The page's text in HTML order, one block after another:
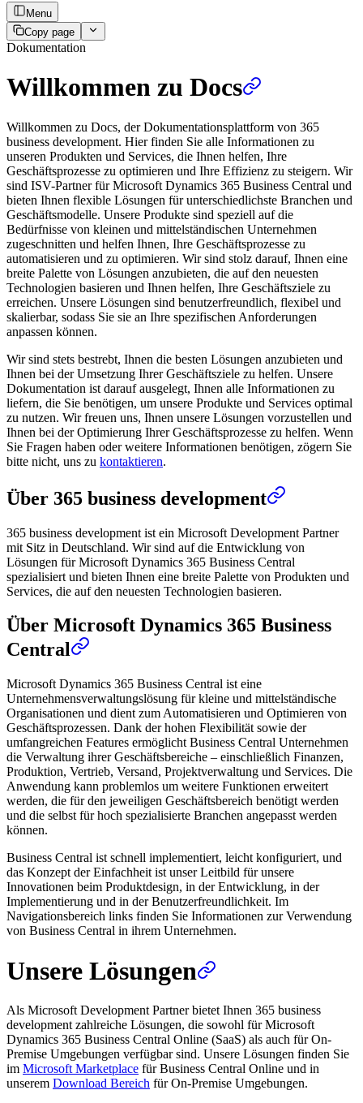
Menu
Copy page
Dokumentation
Willkommen zu Docs
Willkommen zu Docs, der Dokumentationsplattform von 365
business development. Hier finden Sie alle Informationen zu
unseren Produkten und Services, die Ihnen helfen, Ihre
Geschäftsprozesse zu optimieren und Ihre Effizienz zu steigern. Wir
sind ISV-Partner für Microsoft Dynamics 365 Business Central und
bieten Ihnen flexible Lösungen für unterschiedlichste Branchen und
Geschäftsmodelle. Unsere Produkte sind speziell auf die
Bedürfnisse von kleinen und mittelständischen Unternehmen
zugeschnitten und helfen Ihnen, Ihre Geschäftsprozesse zu
automatisieren und zu optimieren. Wir sind stolz darauf, Ihnen eine
breite Palette von Lösungen anzubieten, die auf den neuesten
Technologien basieren und Ihnen helfen, Ihre Geschäftsziele zu
erreichen. Unsere Lösungen sind benutzerfreundlich, flexibel und
skalierbar, sodass Sie sie an Ihre spezifischen Anforderungen
anpassen können.
Wir sind stets bestrebt, Ihnen die besten Lösungen anzubieten und
Ihnen bei der Umsetzung Ihrer Geschäftsziele zu helfen. Unsere
Dokumentation ist darauf ausgelegt, Ihnen alle Informationen zu
liefern, die Sie benötigen, um unsere Produkte und Services optimal
zu nutzen. Wir freuen uns, Ihnen unsere Lösungen vorzustellen und
Ihnen bei der Optimierung Ihrer Geschäftsprozesse zu helfen. Wenn
Sie Fragen haben oder weitere Informationen benötigen, zögern Sie
bitte nicht, uns zu kontaktieren.
Über 365 business development
365 business development ist ein Microsoft Development Partner
mit Sitz in Deutschland. Wir sind auf die Entwicklung von
Lösungen für Microsoft Dynamics 365 Business Central
spezialisiert und bieten Ihnen eine breite Palette von Produkten und
Services, die auf den neuesten Technologien basieren.
Über Microsoft Dynamics 365 Business
Central
Microsoft Dynamics 365 Business Central ist eine
Unternehmensverwaltungslösung für kleine und mittelständische
Organisationen und dient zum Automatisieren und Optimieren von
Geschäftsprozessen. Dank der hohen Flexibilität sowie der
umfangreichen Features ermöglicht Business Central Unternehmen
die Verwaltung ihrer Geschäftsbereiche – einschließlich Finanzen,
Produktion, Vertrieb, Versand, Projektverwaltung und Services. Die
Anwendung kann problemlos um weitere Funktionen erweitert
werden, die für den jeweiligen Geschäftsbereich benötigt werden
und die selbst für hoch spezialisierte Branchen angepasst werden
können.
Business Central ist schnell implementiert, leicht konfiguriert, und
das Konzept der Einfachheit ist unser Leitbild für unsere
Innovationen beim Produktdesign, in der Entwicklung, in der
Implementierung und in der Benutzerfreundlichkeit. Im
Navigationsbereich links finden Sie Informationen zur Verwendung
von Business Central in ihrem Unternehmen.
Unsere Lösungen
Als Microsoft Development Partner bietet Ihnen 365 business
development zahlreiche Lösungen, die sowohl für Microsoft
Dynamics 365 Business Central Online (SaaS) als auch für On-
Premise Umgebungen verfügbar sind. Unsere Lösungen finden Sie
im Microsoft Marketplace für Business Central Online und in
unserem Download Bereich für On-Premise Umgebungen.